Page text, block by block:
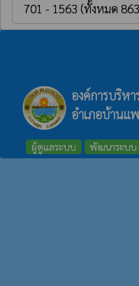
701 - 1563 (ทั้งหมด
องค์การบริห
อำเภอบ้านแ
ผู้ดูแลระบบ พัฒนาระบบ